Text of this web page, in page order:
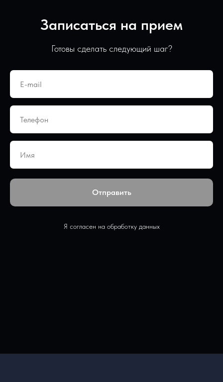
Записаться на прием
Готовы сделать следующий шаг?
Отправить
Я согласен на обработку данных